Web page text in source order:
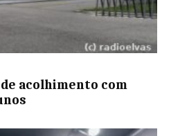
acolhimento com